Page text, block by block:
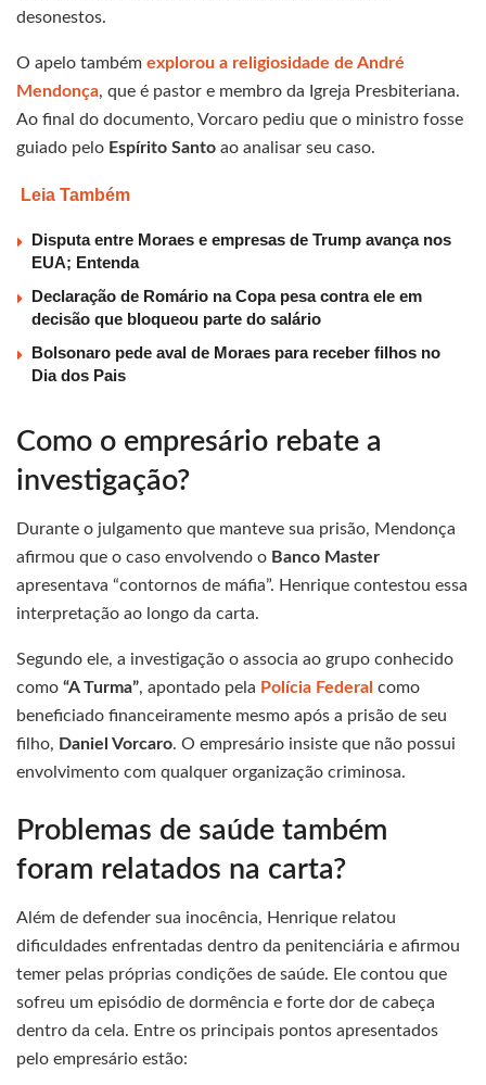
desonestos.
O apelo também explorou a religiosidade de André
Mendonça, que é pastor e membro da Igreja Presbiteriana.
Ao final do documento, Vorcaro pediu que o ministro fosse
guiado pelo Espírito Santo ao analisar seu caso.
Leia Também
Disputa entre Moraes e empresas de Trump avança nos
EUA; Entenda
Declaração de Romário na Copa pesa contra ele em
decisão que bloqueou parte do salário
Bolsonaro pede aval de Moraes para receber filhos no
Dia dos Pais
Como o empresário rebate a
investigação?
Durante o julgamento que manteve sua prisão, Mendonça
afirmou que o caso envolvendo o Banco Master
apresentava “contornos de máfia”. Henrique contestou essa
interpretação ao longo da carta.
Segundo ele, a investigação o associa ao grupo conhecido
como “A Turma”, apontado pela Polícia Federal como
beneficiado financeiramente mesmo após a prisão de seu
filho, Daniel Vorcaro. O empresário insiste que não possui
envolvimento com qualquer organização criminosa.
Problemas de saúde também
foram relatados na carta?
Além de defender sua inocência, Henrique relatou
dificuldades enfrentadas dentro da penitenciária e afirmou
temer pelas próprias condições de saúde. Ele contou que
sofreu um episódio de dormência e forte dor de cabeça
dentro da cela. Entre os principais pontos apresentados
pelo empresário estão: